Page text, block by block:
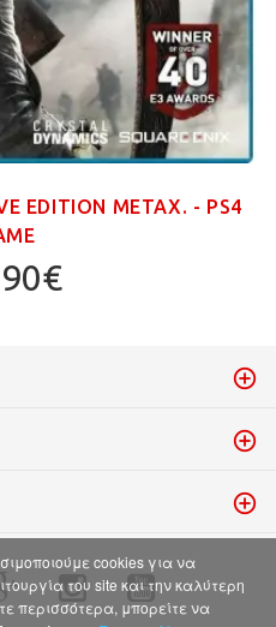
EDITION ΜΕΤΑΧ. - PS4
cookies για να
του site και την καλύτερη
περισσότερα, μπορείτε να